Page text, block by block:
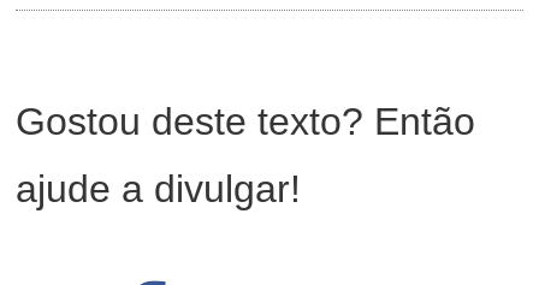
Gostou deste texto? Então
ajude a divulgar!